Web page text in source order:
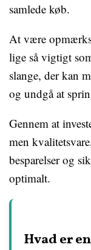
samlede køb.
At være
lige så vigtigt
slange, der kan
og undgå at
Gennem at
men
besparelser og
optimalt.
Hvad er